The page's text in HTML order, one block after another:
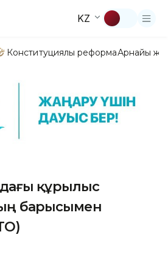
KZ
Конституциялық реформаАрнайы
құрылыс
барысымен